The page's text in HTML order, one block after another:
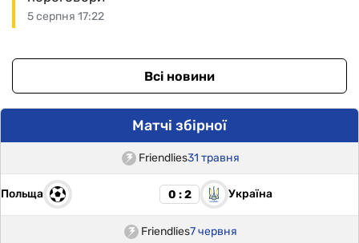
5 серпня 17:22
Всі новини
Матчі збірної
Friendlies31 травня
Польща 0 : 2 Україна
Friendlies7 червня